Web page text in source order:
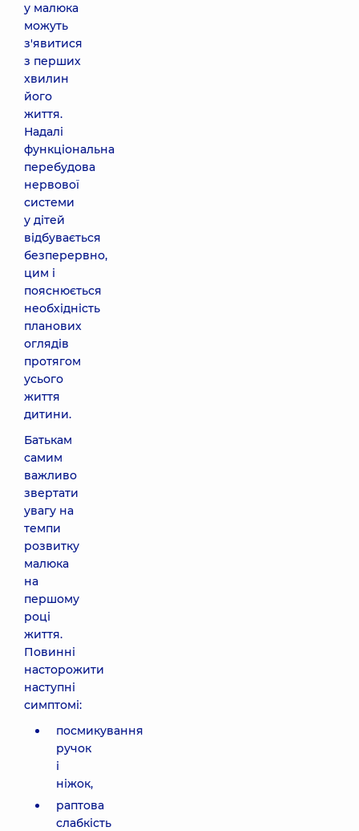
у малюка
можуть
з'явитися
з перших
хвилин
його
життя.
Надалі
функціональна
перебудова
нервової
системи
у дітей
відбувається
безперервно,
цим і
пояснюється
необхідність
планових
оглядів
протягом
усього
життя
дитини.
Батькам
самим
важливо
звертати
увагу на
темпи
розвитку
малюка
на
першому
році
життя.
Повинні
насторожити
наступні
симптомі:
посмикування
ручок
і
ніжок,
раптова
слабкість